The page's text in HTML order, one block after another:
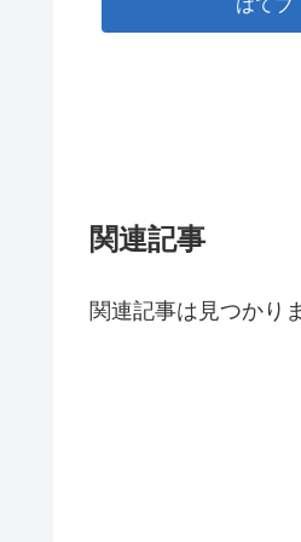
はてブ
関連記事
関連記事は見つかり